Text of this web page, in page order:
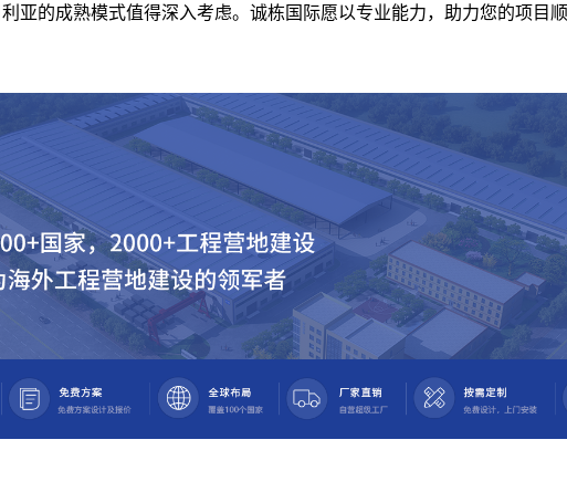
亚的成熟模式值得深入考虑。诚栋国际愿以专业能力，助力您的项目